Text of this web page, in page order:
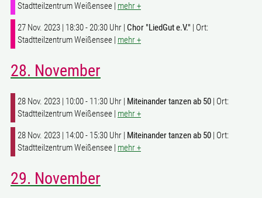
Stadtteilzentrum Weißensee | mehr +
27 Nov. 2023 | 18:30 - 20:30 Uhr | Chor "LiedGut e.V." | Ort:
Stadtteilzentrum Weißensee | mehr +
28. November
28 Nov. 2023 | 10:00 - 11:30 Uhr | Miteinander tanzen ab 50 | Ort:
Stadtteilzentrum Weißensee | mehr +
28 Nov. 2023 | 14:00 - 15:30 Uhr | Miteinander tanzen ab 50 | Ort:
Stadtteilzentrum Weißensee | mehr +
29. November